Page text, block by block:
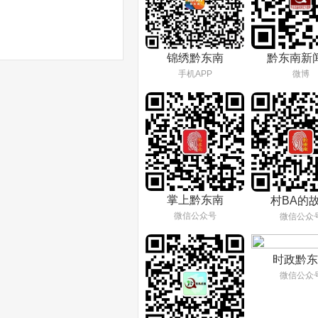
锦绣黔东南
手机APP
黔东南新
微博
掌上黔东南
微信公众号
村BA的
微信公众
时政黔
微信公众